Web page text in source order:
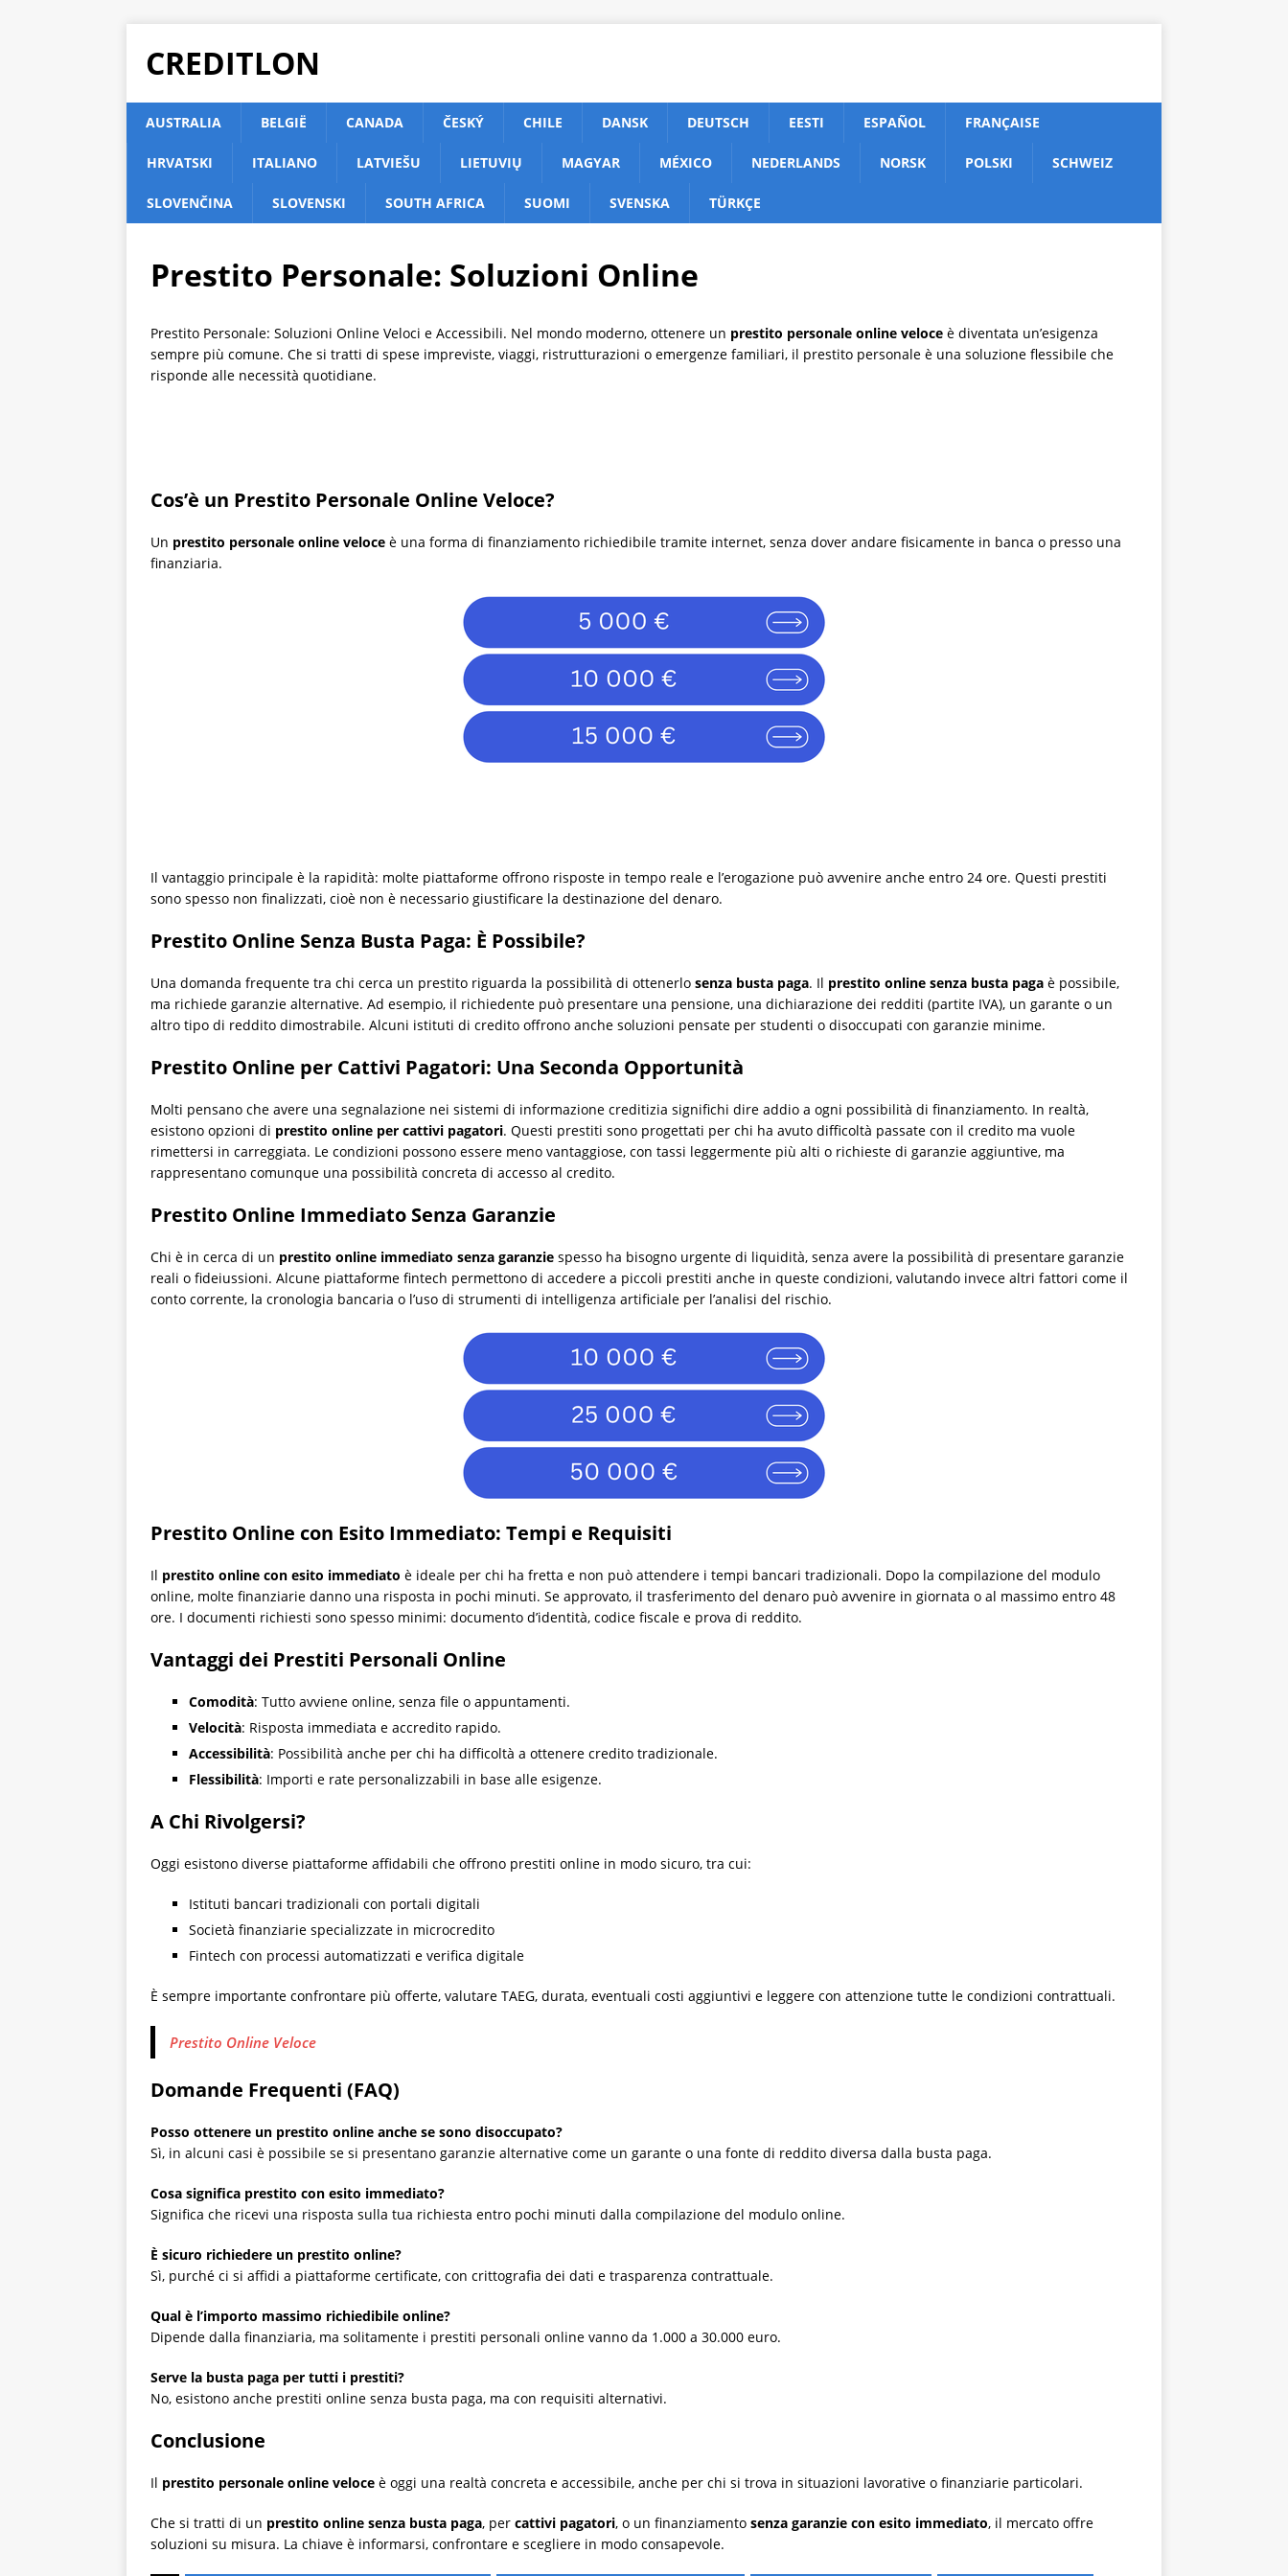
CREDITLON
AUSTRALIA BELGIË CANADA ČESKÝ CHILE DANSK DEUTSCH EESTI ESPAÑOL FRANÇAISE
HRVATSKI ITALIANO LATVIEŠU LIETUVIŲ MAGYAR MÉXICO NEDERLANDS NORSK POLSKI SCHWEIZ
SLOVENČINA SLOVENSKI SOUTH AFRICA SUOMI SVENSKA TÜRKÇE
Prestito Personale: Soluzioni Online
Prestito Personale: Soluzioni Online Veloci e Accessibili. Nel mondo moderno, ottenere un prestito personale online veloce è diventata un’esigenza
sempre più comune. Che si tratti di spese impreviste, viaggi, ristrutturazioni o emergenze familiari, il prestito personale è una soluzione flessibile che
risponde alle necessità quotidiane.
Cos’è un Prestito Personale Online Veloce?
Un prestito personale online veloce è una forma di finanziamento richiedibile tramite internet, senza dover andare fisicamente in banca o presso una
finanziaria.
Il vantaggio principale è la rapidità: molte piattaforme offrono risposte in tempo reale e l’erogazione può avvenire anche entro 24 ore. Questi prestiti
sono spesso non finalizzati, cioè non è necessario giustificare la destinazione del denaro.
Prestito Online Senza Busta Paga: È Possibile?
Una domanda frequente tra chi cerca un prestito riguarda la possibilità di ottenerlo senza busta paga. Il prestito online senza busta paga è possibile,
ma richiede garanzie alternative. Ad esempio, il richiedente può presentare una pensione, una dichiarazione dei redditi (partite IVA), un garante o un
altro tipo di reddito dimostrabile. Alcuni istituti di credito offrono anche soluzioni pensate per studenti o disoccupati con garanzie minime.
Prestito Online per Cattivi Pagatori: Una Seconda Opportunità
Molti pensano che avere una segnalazione nei sistemi di informazione creditizia significhi dire addio a ogni possibilità di finanziamento. In realtà,
esistono opzioni di prestito online per cattivi pagatori. Questi prestiti sono progettati per chi ha avuto difficoltà passate con il credito ma vuole
rimettersi in carreggiata. Le condizioni possono essere meno vantaggiose, con tassi leggermente più alti o richieste di garanzie aggiuntive, ma
rappresentano comunque una possibilità concreta di accesso al credito.
Prestito Online Immediato Senza Garanzie
Chi è in cerca di un prestito online immediato senza garanzie spesso ha bisogno urgente di liquidità, senza avere la possibilità di presentare garanzie
reali o fideiussioni. Alcune piattaforme fintech permettono di accedere a piccoli prestiti anche in queste condizioni, valutando invece altri fattori come il
conto corrente, la cronologia bancaria o l’uso di strumenti di intelligenza artificiale per l’analisi del rischio.
Prestito Online con Esito Immediato: Tempi e Requisiti
Il prestito online con esito immediato è ideale per chi ha fretta e non può attendere i tempi bancari tradizionali. Dopo la compilazione del modulo
online, molte finanziarie danno una risposta in pochi minuti. Se approvato, il trasferimento del denaro può avvenire in giornata o al massimo entro 48
ore. I documenti richiesti sono spesso minimi: documento d’identità, codice fiscale e prova di reddito.
Vantaggi dei Prestiti Personali Online
Comodità: Tutto avviene online, senza file o appuntamenti.
Velocità: Risposta immediata e accredito rapido.
Accessibilità: Possibilità anche per chi ha difficoltà a ottenere credito tradizionale.
Flessibilità: Importi e rate personalizzabili in base alle esigenze.
A Chi Rivolgersi?
Oggi esistono diverse piattaforme affidabili che offrono prestiti online in modo sicuro, tra cui:
Istituti bancari tradizionali con portali digitali
Società finanziarie specializzate in microcredito
Fintech con processi automatizzati e verifica digitale
È sempre importante confrontare più offerte, valutare TAEG, durata, eventuali costi aggiuntivi e leggere con attenzione tutte le condizioni contrattuali.
Prestito Online Veloce
Domande Frequenti (FAQ)
Posso ottenere un prestito online anche se sono disoccupato?
Sì, in alcuni casi è possibile se si presentano garanzie alternative come un garante o una fonte di reddito diversa dalla busta paga.
Cosa significa prestito con esito immediato?
Significa che ricevi una risposta sulla tua richiesta entro pochi minuti dalla compilazione del modulo online.
È sicuro richiedere un prestito online?
Sì, purché ci si affidi a piattaforme certificate, con crittografia dei dati e trasparenza contrattuale.
Qual è l’importo massimo richiedibile online?
Dipende dalla finanziaria, ma solitamente i prestiti personali online vanno da 1.000 a 30.000 euro.
Serve la busta paga per tutti i prestiti?
No, esistono anche prestiti online senza busta paga, ma con requisiti alternativi.
Conclusione
Il prestito personale online veloce è oggi una realtà concreta e accessibile, anche per chi si trova in situazioni lavorative o finanziarie particolari.
Che si tratti di un prestito online senza busta paga, per cattivi pagatori, o un finanziamento senza garanzie con esito immediato, il mercato offre
soluzioni su misura. La chiave è informarsi, confrontare e scegliere in modo consapevole.